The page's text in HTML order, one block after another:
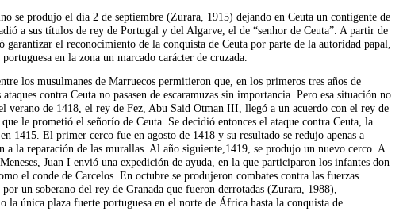
se produjo el día 2 de septiembre (Zurara, 1915) dejando en Ceuta un contigente de
a sus títulos de rey de Portugal y del Algarve, el de “senhor de Ceuta”. A partir de
garantizar el reconocimiento de la conquista de Ceuta por parte de la autoridad papal,
en la zona un marcado carácter de cruzada.
los musulmanes de Marruecos permitieron que, en los primeros tres años de
contra Ceuta no pasasen de escaramuzas sin importancia. Pero esa situación no
verano de 1418, el rey de Fez, Abu Said Otman III, llegó a un acuerdo con el rey de
le prometió el señorío de Ceuta. Se decidió entonces el ataque contra Ceuta, la
1415. El primer cerco fue en agosto de 1418 y su resultado se redujo apenas a
a la reparación de las murallas. Al año siguiente,1419, se produjo un nuevo cerco. A
Juan I envió una expedición de ayuda, en la que participaron los infantes don
el conde de Carcelos. En octubre se produjeron combates contra las fuerzas
por un soberano del rey de Granada que fueron derrotadas (Zurara, 1988),
la única plaza fuerte portuguesa en el norte de África hasta la conquista de